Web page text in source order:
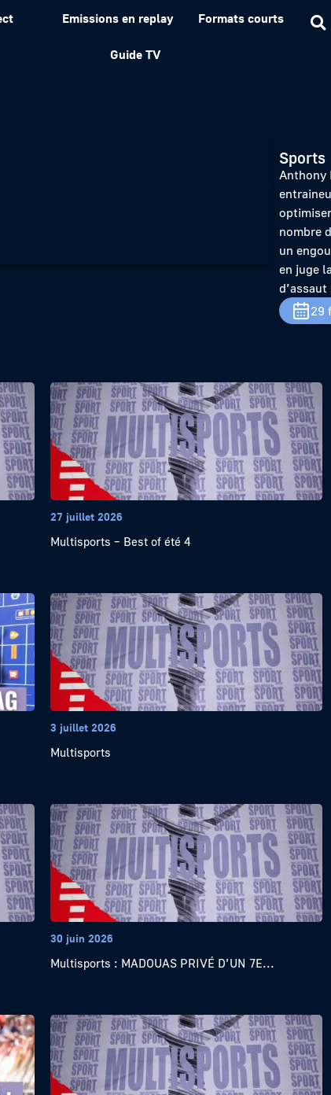
Emissions en replay Formats courts
Guide TV
bonnes bases
Sports
Anthony
nombre
un
en juge
29
27 juillet 2026
Multisports – Best of été 4
3 juillet 2026
Multisports
30 juin 2026
Multisports : MADOUAS PRIVÉ D’UN 7E...